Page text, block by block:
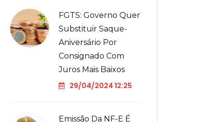
FGTS: Governo Quer
Substituir Saque-
Aniversário Por
Consignado Com
Juros Mais Baixos
29/04/2024 12:25
Emissão Da NF-E É